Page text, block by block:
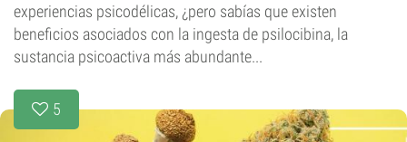
experiencias psicodélicas, ¿pero sabías que existen
beneficios asociados con la ingesta de psilocibina, la
sustancia psicoactiva más abundante...
5